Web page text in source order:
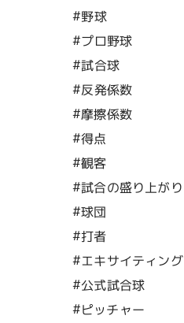
#野球
#プロ野球
#試合球
#反発係数
#摩擦係数
#得点
#観客
#試合の盛り上がり
#球団
#打者
#エキサイティング
#公式試合球
#ピッチャー